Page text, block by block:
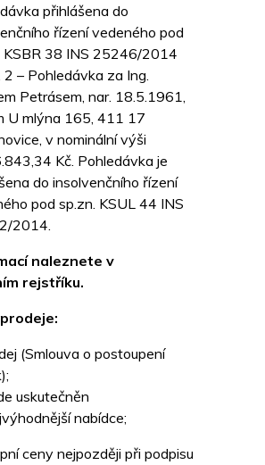
přihlášena do
řízení vedeného pod
KSBR 38 INS 25246/2014
2 – Pohledávka za Ing.
Petrásem, nar. 18.5.1961,
U mlýna 165, 411 17
v nominální výši
Kč. Pohledávka je
do insolvenčního řízení
pod sp.zn. KSUL 44 INS
2014.
naleznete v
rejstříku.
(Smlouva o postoupení
uskutečněn
nabídce;
ceny nejpozději při podpisu